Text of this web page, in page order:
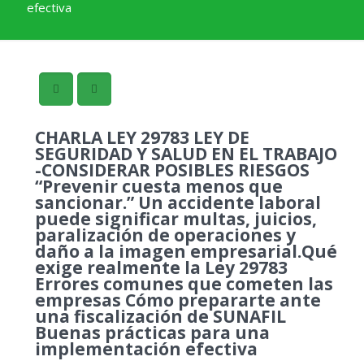
efectiva
CHARLA LEY 29783 LEY DE
SEGURIDAD Y SALUD EN EL TRABAJO
-CONSIDERAR POSIBLES RIESGOS
“Prevenir cuesta menos que
sancionar.” Un accidente laboral
puede significar multas, juicios,
paralización de operaciones y
daño a la imagen empresarial.Qué
exige realmente la Ley 29783
Errores comunes que cometen las
empresas Cómo prepararte ante
una fiscalización de SUNAFIL
Buenas prácticas para una
implementación efectiva